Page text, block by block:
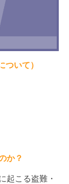
ついて）
か？
起こる盗難・